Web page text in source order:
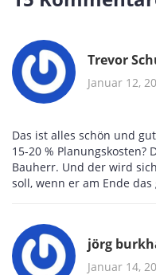
Trevor
Januar 12,
Das ist alles schön und
15-20 % Planungskosten?
Bauherr. Und der wird
soll, wenn er am Ende
jörg
Januar 14,